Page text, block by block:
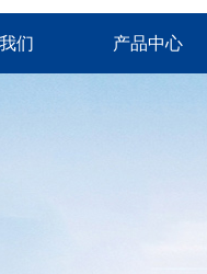
们 产品中心